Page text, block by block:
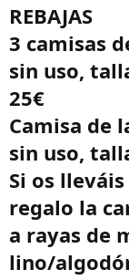
REBAJAS
3 camisas
sin uso,
25€
Camisa de
sin uso,
Si os
regalo la
a rayas de
lino/